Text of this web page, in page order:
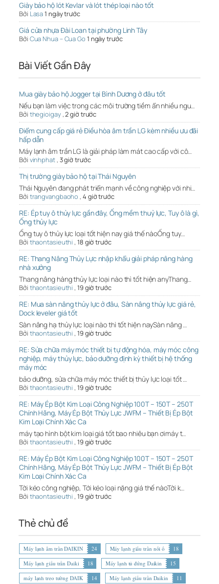
Giày bảo hộ lót Kevlar và lót thép loại nào tốt
Bởi Lasa1 ngày trước
Giá cửa nhựa Đài Loan tại phường Linh Tây
Bởi Cua Nhua – Cua Go 1 ngày trước
Bài Viết Gần Đây
Mua giày bảo hộ Jogger tại Bình Dương ở đâu tốt
Nếu bạn làm việc trong các môi trường tiềm ẩn nhiều ngu…
Bởi thegioigay,2 giờ trước
Điểm cung cấp giá rẻ Điều hòa âm trần LG kèm nhiều ưu đãi
hấp dẫn
Máy lạnh âm trần LG là giải pháp làm mát cao cấp với cô…
Bởi vinhphat, 3 giờ trước
Thị trường giày bảo hộ tại Thái Nguyên
Thái Nguyên đang phát triển mạnh về công nghiệp với nhi…
Bởi trangvangbaoho , 4 giờ trước
RE: Ép tuy ô thủy lực gần đây, Ống mềm thuỷ lực, Tuy ô là gì,
Ống thủy lực
Ống tuy ô thủy lực loại tốt hiện nay giá thế nàoỐng tuy…
Bởi thaontasieuthi , 18 giờ trước
RE: Thang Nâng Thủy Lực nhập khẩu giải pháp nâng hàng
nhà xưởng
Thang nâng hàng thủy lực loại nào thì tốt hiện anyThang…
Bởi thaontasieuthi , 19 giờ trước
RE: Mua sàn nâng thủy lực ở đâu, Sàn nâng thủy lực giá rẻ,
Dock leveler giá tốt
Sàn nâng hạ thủy lực loại nào thì tốt hiện naySàn nâng …
Bởi thaontasieuthi , 19 giờ trước
RE: Sửa chữa máy móc thiết bị tự động hóa, máy móc công
nghiệp, máy thủy lực, bảo dưỡng định kỳ thiết bị hệ thống
máy móc
bảo dưỡng, sửa chữa máy móc thiết bị thủy lực loại tốt …
Bởi thaontasieuthi , 19 giờ trước
RE: Máy Ép Bột Kim Loại Công Nghiệp 100T – 150T – 250T
Chính Hãng, Máy Ép Bột Thủy Lực JWFM – Thiết Bị Ép Bột
Kim Loại Chính Xác Ca
máy tạo hình bột kim loại giá tốt bao nhiêu bạn ơimáy t…
Bởi thaontasieuthi , 19 giờ trước
RE: Máy Ép Bột Kim Loại Công Nghiệp 100T – 150T – 250T
Chính Hãng, Máy Ép Bột Thủy Lực JWFM – Thiết Bị Ép Bột
Kim Loại Chính Xác Ca
Tời kéo công nghiệp, Tới kéo loại nặng giá thế nàoTời k…
Bởi thaontasieuthi , 19 giờ trước
Thẻ chủ đề
Máy lạnh âm trần DAIKIN 24 Máy lạnh giấu trần nối ố
18
Máy lạnh giấu trần Daiki
18 Máy lạnh tủ đứng Daikin
15
máy lạnh treo tường DAIK
14 Máy lạnh giấu trần Daikin
11